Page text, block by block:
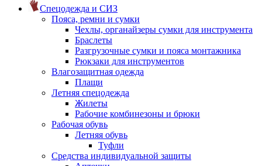
Спецодежда и СИЗ
Пояса, ремни и сумки
Чехлы, органайзеры сумки для инструмента
Браслеты
Разгрузочные сумки и пояса монтажника
Рюкзаки для инструментов
Влагозащитная одежда
Плащи
Летняя спецодежда
Жилеты
Рабочие комбинезоны и брюки
Рабочая обувь
Летняя обувь
Туфли
Средства индивидуальной защиты